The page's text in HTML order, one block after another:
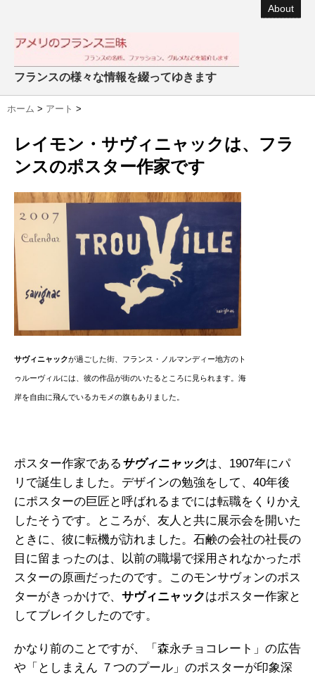
About
フランスの様々な情報を綴ってゆきます
ホーム > アート >
レイモン・サヴィニャックは、フラ
ンスのポスター作家です
サヴィニャックが過ごした街、フランス・ノルマンディー地方のト
ゥルーヴィルには、彼の作品が街のいたるところに見られます。海
岸を自由に飛んでいるカモメの旗もありました。
ポスター作家である サヴィニャックは、1907年にパ
リで誕生しました。デザインの勉強をして、40年後
にポスターの巨匠と呼ばれるまでには転職をくりかえ
したそうです。ところが、友人と共に展示会を開いた
ときに、彼に転機が訪れました。石鹸の会社の社長の
目に留まったのは、以前の職場で採用されなかったポ
スターの原画だったのです。このモンサヴォンのポス
ターがきっかけで、 サヴィニャックはポスター作家と
してブレイクしたのです。
かなり前のことですが、「森永チョコレート」の広告
や「としまえん ７つのプール」のポスターが印象深